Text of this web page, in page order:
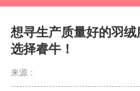
想寻生产质量好的羽
选择睿牛！
来源：